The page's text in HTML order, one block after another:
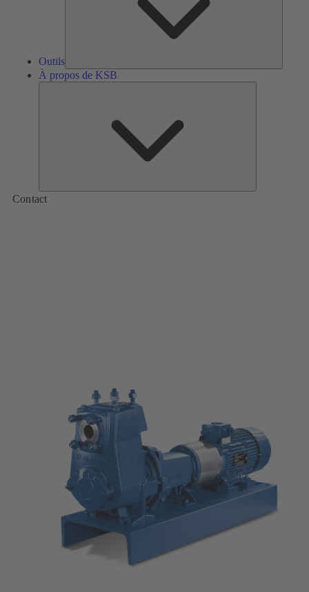
Outils
À propos de KSB
Contact